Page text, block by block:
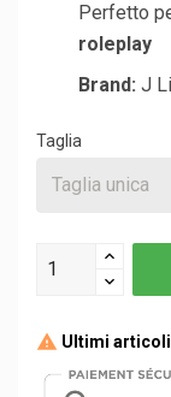
Perfetto
roleplay
Brand: J
Taglia
Ultimi